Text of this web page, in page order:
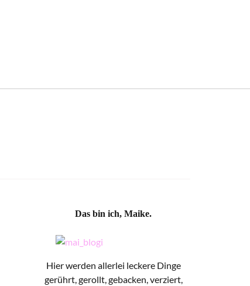
Das bin ich, Maike.
Hier werden allerlei leckere Dinge
gerührt, gerollt, gebacken, verziert,